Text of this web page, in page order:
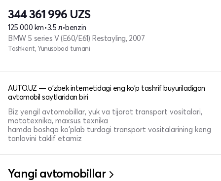
344 361 996 UZS
125 000 km•3.5 л•benzin
BMW 5 series V (E60/E61) Restayling, 2007
Toshkent, Yunusobod tumani
AUTO.UZ — o'zbek internetidagi eng ko'p tashrif buyuriladigan
avtomobil saytlaridan biri
Biz yengil avtomobillar, yuk va tijorat transport vositalari,
mototexnika, maxsus texnika
hamda boshqa ko'plab turdagi transport vositalarining keng
tanlovini taklif etamiz
Yangi avtomobillar